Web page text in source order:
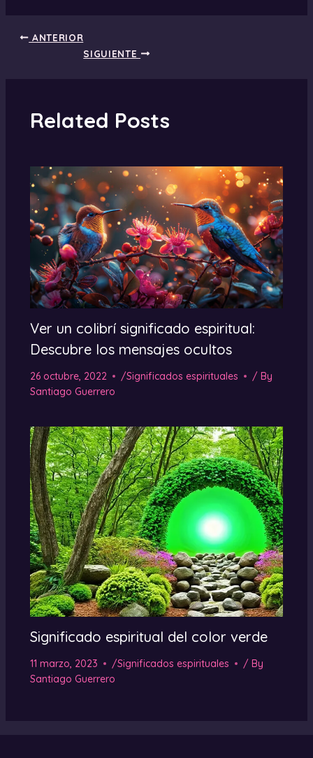
ANTERIOR
SIGUIENTE
Related Posts
Ver un colibrí significado espiritual:
Descubre los mensajes ocultos
26 octubre, 2022 /Significados espirituales
/ By
Santiago Guerrero
Significado espiritual del color verde
11 marzo, 2023 /Significados espirituales
/ By
Santiago Guerrero